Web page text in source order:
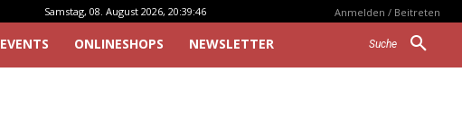
Samstag, 08. August 2026, 20:39:46 Anmelden / Beitreten
Suche
EVENTS ONLINESHOPS NEWSLETTER